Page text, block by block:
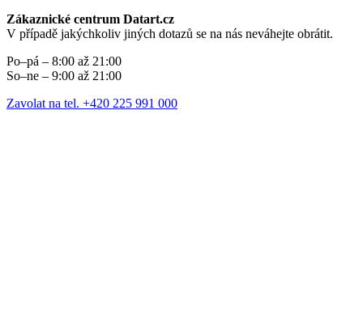
Zákaznické centrum Datart.cz
V případě jakýchkoliv jiných dotazů se na nás neváhejte obrátit.
Po–pá – 8:00 až 21:00
So–ne – 9:00 až 21:00
Zavolat na tel. +420 225 991 000